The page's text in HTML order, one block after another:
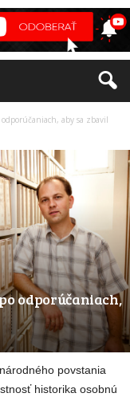
aby sa zbavil
odporúčaniach,
povstania
historika osobnú